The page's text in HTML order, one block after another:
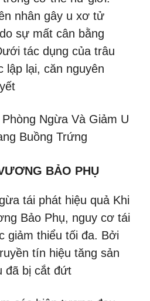
nhân gây u xơ tử
sự mất cân bằng
tác dụng của trâu
lập lại, căn nguyên
Ngừa Và Giảm U
Buồng Trứng
BẢO PHỤ
tái phát hiệu quả Khi
Bảo Phụ, nguy cơ tái
giảm thiểu tối đa. Bởi
tín hiệu tăng sản
đã bị cắt đứt